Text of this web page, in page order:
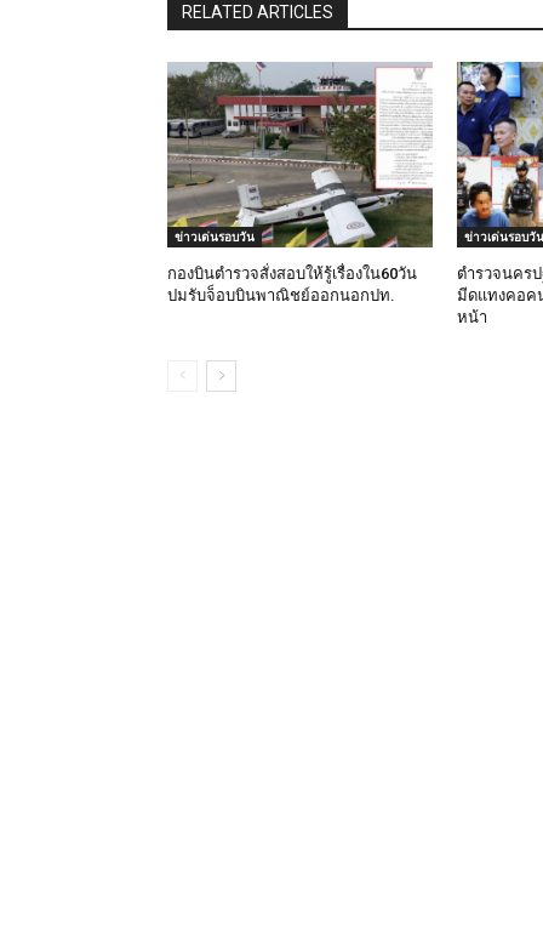
RELATED ARTICLES
ข่าวเด่นรอบวัน
กองบินตำรวจสั่งสอบให้รู้เรื่องใน60วัน
ปมรับจ็อบบินพาณิชย์ออกนอกปท.
ข่าวเด่นรอบวัน
ตำรวจนคร
มีดแทงคอค
หน้า